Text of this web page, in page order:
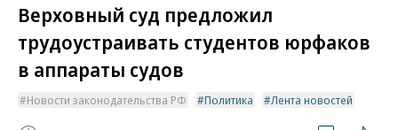
Верховный суд предложил
трудоустраивать студентов юрфаков
в аппараты судов
Новости законодательства РФ Политика Лента новостей